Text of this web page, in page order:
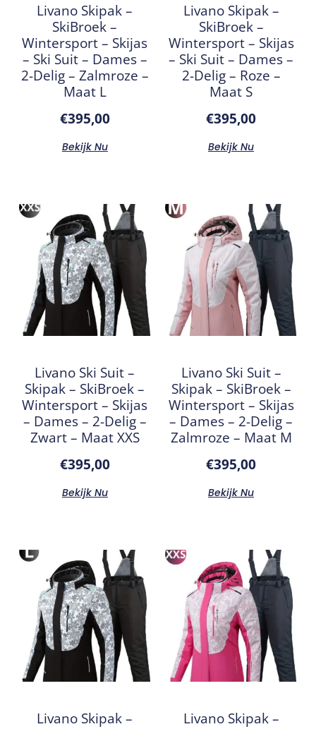
Livano Skipak –
SkiBroek –
Wintersport – Skijas
– Ski Suit – Dames –
2-Delig – Zalmroze –
Maat L
€395,00
Bekijk Nu
Livano Skipak –
SkiBroek –
Wintersport – Skijas
– Ski Suit – Dames –
2-Delig – Roze –
Maat S
€395,00
Bekijk Nu
Livano Ski Suit –
Skipak – SkiBroek –
Wintersport – Skijas
– Dames – 2-Delig –
Zwart – Maat XXS
€395,00
Bekijk Nu
Livano Ski Suit –
Skipak – SkiBroek –
Wintersport – Skijas
– Dames – 2-Delig –
Zalmroze – Maat M
€395,00
Bekijk Nu
Livano Skipak –
Livano Skipak –